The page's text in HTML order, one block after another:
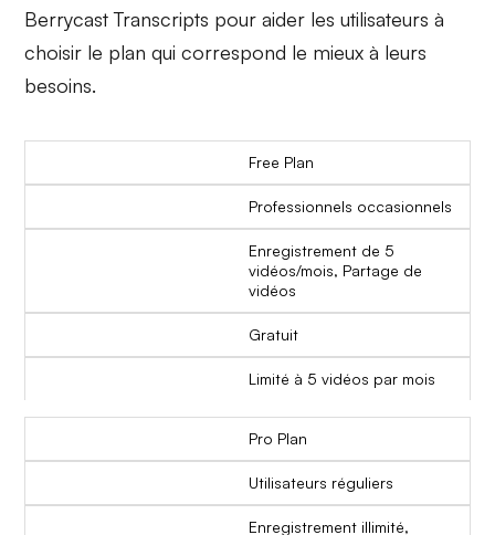
Berrycast Transcripts pour aider les utilisateurs à
choisir le plan qui correspond le mieux à leurs
besoins.
Free Plan
Professionnels occasionnels
Enregistrement de 5
vidéos/mois, Partage de
vidéos
Gratuit
Limité à 5 vidéos par mois
Pro Plan
Utilisateurs réguliers
Enregistrement illimité,